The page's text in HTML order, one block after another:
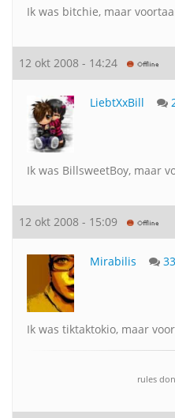
Ik was bitchie, maar
12 okt 2008 - 14:24
LiebtXxBill
Ik was BillsweetBoy, maar
12 okt 2008 - 15:09
Mirabilis
Ik was tiktaktokio, maar
rules